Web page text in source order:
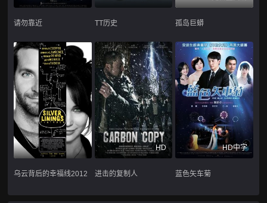
请勿靠近 TT历史 孤岛巨蟒
乌云背后的幸福线2012
HD
进击的复制人
HD中字
蓝色矢车菊